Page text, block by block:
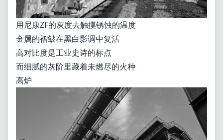
用尼康ZF的灰度去触摸锈蚀的温度
金属的褶皱在黑白影调中复活
高对比度是工业史诗的标点
而细腻的灰阶里藏着未燃尽的火种
高炉